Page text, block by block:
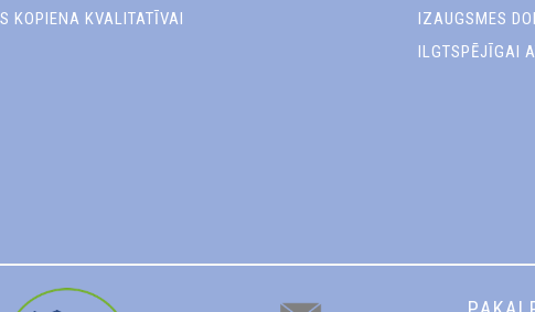
KOPIENA KVALITATĪVAI
IZAUGSMES
ILGTSPĒJĪGAI